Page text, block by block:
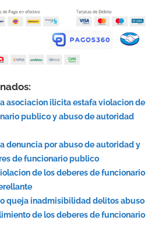
asociacion ilicita estafa violacion de
publico y abuso de autoridad
denuncia por abuso de autoridad y
de funcionario publico
de los deberes de funcionario
queja inadmisibilidad delitos abuso
de los deberes de funcionario